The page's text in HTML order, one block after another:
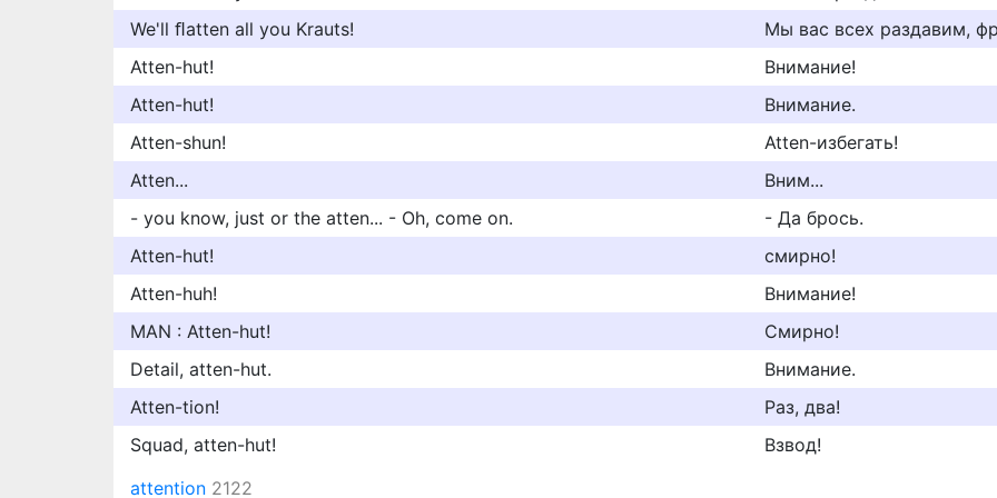
We'll ﬂatten all you Krauts!
Мы вас всех раздавим,
Atten-hut!
Внимание!
Atten-hut!
Внимание.
Atten-shun!
Atten-избегать!
Atten...
Вним...
- you know, just or the atten... - Oh, come on.
- Да брось.
Atten-hut!
смирно!
Atten-huh!
Внимание!
MAN : Atten-hut!
Смирно!
Detail, atten-hut.
Внимание.
Atten-tion!
Раз, два!
Squad, atten-hut!
Взвод!
attention 2122